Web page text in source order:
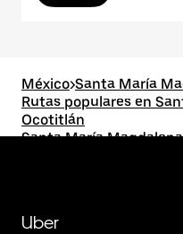
México>Santa María
Rutas populares en
Ocotitlán
Santa María
Uber